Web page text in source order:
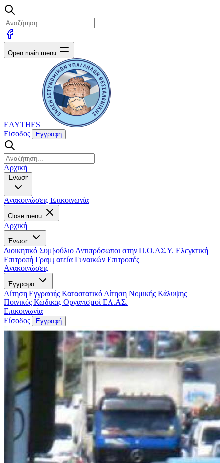
Open main menu
EAYTHES
Είσοδος
Εγγραφή
Αρχική
Ένωση
Ανακοινώσεις Επικοινωνία
Close menu
Αρχική
Ένωση
Διοικητικό Συμβούλιο Αντιπρόσωποι στην Π.Ο.ΑΣ.Υ. Ελεγκτική
Επιτροπή Γραμματεία Γυναικών Επιτροπές
Ανακοινώσεις
Έγγραφα
Αίτηση Εγγραφής Καταστατικό Αίτηση Νομικής Κάλυψης
Ποινικός Κώδικας Οργανισμοί ΕΛ.ΑΣ.
Επικοινωνία
Είσοδος
Εγγραφή